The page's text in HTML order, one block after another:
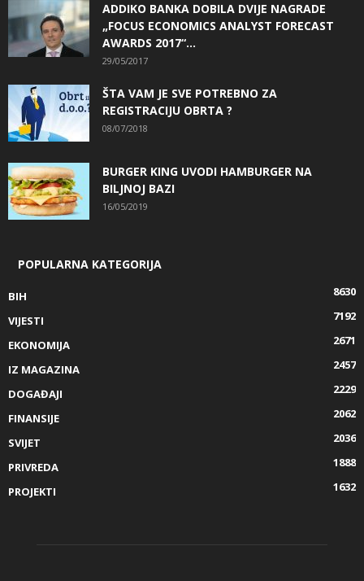
ADDIKO BANKA DOBILA DVIJE NAGRADE
„FOCUS ECONOMICS ANALYST FORECAST
AWARDS 2017“...
29/05/2017
ŠTA VAM JE SVE POTREBNO ZA
REGISTRACIJU OBRTA ?
08/07/2018
BURGER KING UVODI HAMBURGER NA
BILJNOJ BAZI
16/05/2019
POPULARNA KATEGORIJA
BIH
8630
VIJESTI
7192
EKONOMIJA
2671
IZ MAGAZINA
2457
DOGAĐAJI
2229
FINANSIJE
2062
SVIJET
2036
PRIVREDA
1888
PROJEKTI
1632